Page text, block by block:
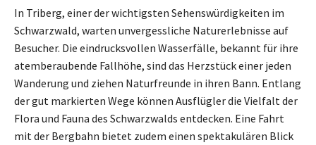
In Triberg, einer der wichtigsten Sehenswürdigkeiten im
Schwarzwald, warten unvergessliche Naturerlebnisse auf
Besucher. Die eindrucksvollen Wasserfälle, bekannt für ihre
atemberaubende Fallhöhe, sind das Herzstück einer jeden
Wanderung und ziehen Naturfreunde in ihren Bann. Entlang
der gut markierten Wege können Ausflügler die Vielfalt der
Flora und Fauna des Schwarzwalds entdecken. Eine Fahrt
mit der Bergbahn bietet zudem einen spektakulären Blick